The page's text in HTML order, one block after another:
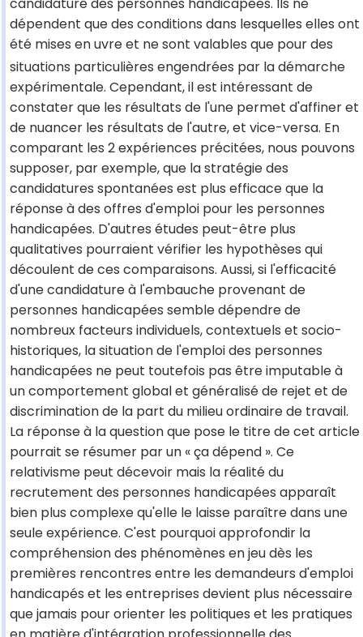
dépendent que des conditions dans lesquelles elles ont
été mises en uvre et ne sont valables que pour des
situations particulières engendrées par la démarche
expérimentale. Cependant, il est intéressant de
constater que les résultats de l'une permet d'affiner et
de nuancer les résultats de l'autre, et vice-versa. En
comparant les 2 expériences précitées, nous pouvons
supposer, par exemple, que la stratégie des
candidatures spontanées est plus efficace que la
réponse à des offres d'emploi pour les personnes
handicapées. D'autres études peut-être plus
qualitatives pourraient vérifier les hypothèses qui
découlent de ces comparaisons. Aussi, si l'efficacité
d'une candidature à l'embauche provenant de
personnes handicapées semble dépendre de
nombreux facteurs individuels, contextuels et socio-
historiques, la situation de l'emploi des personnes
handicapées ne peut toutefois pas être imputable à
un comportement global et généralisé de rejet et de
discrimination de la part du milieu ordinaire de travail.
La réponse à la question que pose le titre de cet article
pourrait se résumer par un « ça dépend ». Ce
relativisme peut décevoir mais la réalité du
recrutement des personnes handicapées apparaît
bien plus complexe qu'elle le laisse paraître dans une
seule expérience. C'est pourquoi approfondir la
compréhension des phénomènes en jeu dès les
premières rencontres entre les demandeurs d'emploi
handicapés et les entreprises devient plus nécessaire
que jamais pour orienter les politiques et les pratiques